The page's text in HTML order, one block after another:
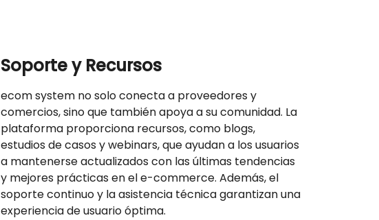
Soporte y Recursos
ecom system no solo conecta a proveedores y
comercios, sino que también apoya a su comunidad. La
plataforma proporciona recursos, como blogs,
estudios de casos y webinars, que ayudan a los usuarios
a mantenerse actualizados con las últimas tendencias
y mejores prácticas en el e-commerce. Además, el
soporte continuo y la asistencia técnica garantizan una
experiencia de usuario óptima.